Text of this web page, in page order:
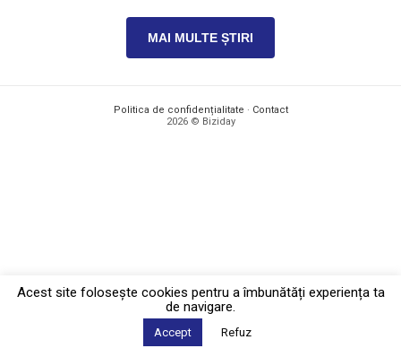
MAI MULTE ȘTIRI
Politica de confidențialitate · Contact
2026 © Biziday
Acest site foloseşte cookies pentru a îmbunătăți experiența ta
de navigare.
Accept Refuz